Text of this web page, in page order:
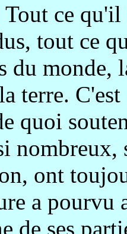
ce
tout ce
du monde,
terre.
quoi
ont
a pourvu
de ses